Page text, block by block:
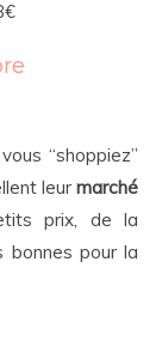
“shoppiez”
leurmarché
prix, de la
bonnes pour la